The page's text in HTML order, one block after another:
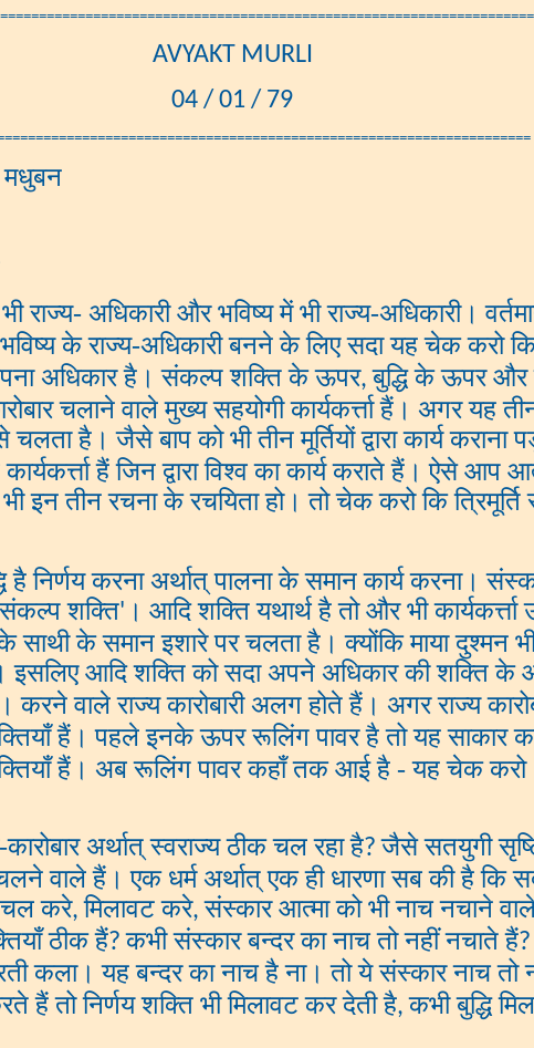
AVYAKT MURLI
04 / 01 / 79
भी राज्य- अधिकारी और भविष्य में भी राज्य-अधिकारी।
भविष्य के राज्य-अधिकारी बनने के लिए सदा यह चेक करो
अधिकार है। संकल्प शक्ति के ऊपर,बुद्धि के ऊपर और
चलाने वाले मुख्य सहयोगी कार्यकर्त्ता हैं। अगर यह
है। जैसे बाप को भी तीन मूर्तियों द्वारा कार्य कराना
हैं जिन द्वारा विश्व का कार्य कराते हैं। ऐसे आप
भी इन तीन रचना के रचयिता हो। तो चेक करो कि
निर्णय करना अर्थात् पालना के समान कार्य करना।
संकल्प शक्ति' । आदि शक्ति यथार्थ है तो और भी
साथी के समान इशारे पर चलता है। क्योंकि माया दुश्मन
आदि शक्ति को सदा अपने अधिकार की शक्ति के
करने वाले राज्य कारोबारी अलग होते हैं। अगर राज्य
हैं। पहले इनके ऊपर रूलिंग पावर है तो यह साकार
हैं। अब रूलिंग पावर कहाँ तक आई है - यह चेक
अर्थात् स्वराज्य ठीक चल रहा है?जैसे सतयुगी
वाले हैं। एक धर्म अर्थात् एक ही धारणा सब की है कि
करे,मिलावट करे,संस्कार आत्मा को भी नाच नचाने
ठीक हैं?कभी संस्कार बन्दर का नाच तो नहीं नचाते हैं
कला। यह बन्दर का नाच है ना। तो ये संस्कार नाच तो
तो निर्णय शक्ति भी मिलावट कर देती है,कभी बुद्धि